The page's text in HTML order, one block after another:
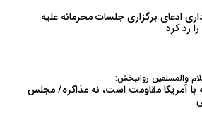
ادعای برگزاری جلسات محرمانه علیه
رد کرد
والمسلمین روانبخش:
با آمریکا مقاومت است، نه مذاکره/ مجلس